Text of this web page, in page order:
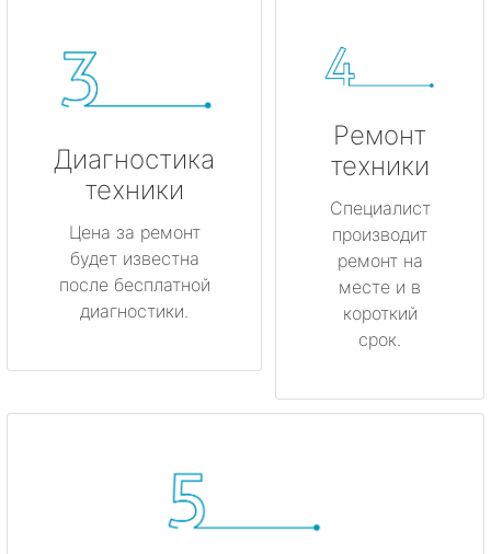
Диагностика
техники
Цена за ремонт
будет известна
после бесплатной
диагностики.
Ремонт
техники
Специалист
производит
ремонт на
месте и в
короткий
срок.